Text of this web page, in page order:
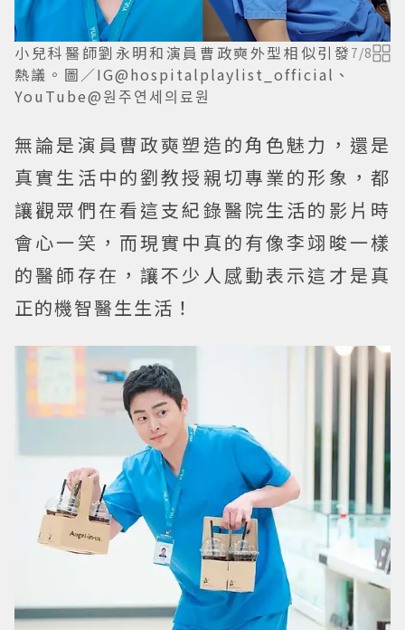
小兒科醫師劉永明和演員曹政奭外型相似引發
熱議。圖／IG@hospitalplaylist_official、
YouTube@원주연세의료원
7/8
無論是演員曹政奭塑造的角色魅力，還是
真實生活中的劉教授親切專業的形象，都
讓觀眾們在看這支紀錄醫院生活的影片時
會心一笑，而現實中真的有像李翊晙一樣
的醫師存在，讓不少人感動表示這才是真
正的機智醫生生活！